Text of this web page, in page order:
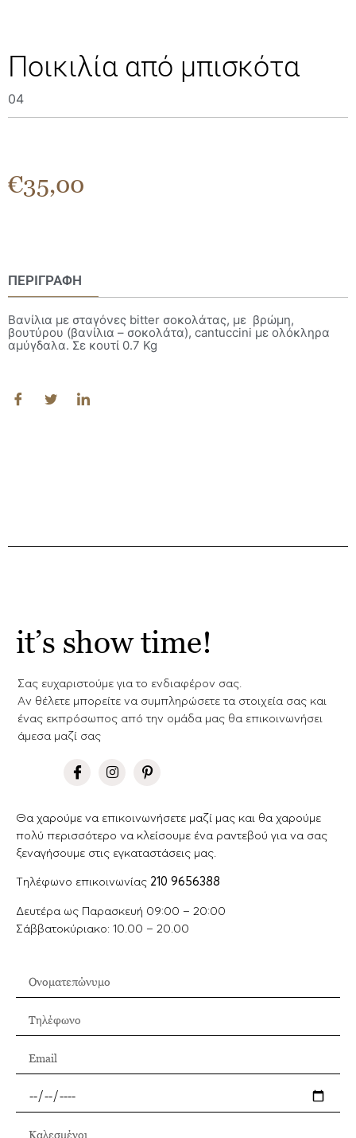
Ποικιλία από μπισκότα
04
€35,00
ΠΕΡΙΓΡΑΦΉ
Βανίλια με σταγόνες bitter σοκολάτας, με βρώμη,
βουτύρου (βανίλια – σοκολάτα), cantuccini με ολόκληρα
αμύγδαλα. Σε κουτί 0.7 Kg
it’s show time!
Σας ευχαριστούμε για το ενδιαφέρον σας.
Aν θέλετε μπορείτε να συμπληρώσετε τα στοιχεία σας και
ένας εκπρόσωπος από την ομάδα μας θα επικοινωνήσει
άμεσα μαζί σας
Θα χαρούμε να επικοινωνήσετε μαζί μας και θα χαρούμε
πολύ περισσότερο να κλείσουμε ένα ραντεβού για να σας
ξεναγήσουμε στις εγκαταστάσεις μας.
Tηλέφωνο επικοινωνίας 210 9656388
Δευτέρα ως Παρασκευή 09:00 – 20:00
Σάββατοκύριακο: 10.00 – 20.00